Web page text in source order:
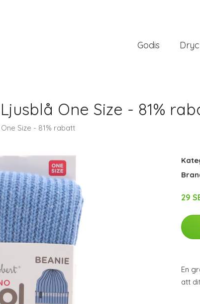
Godis
One Size - 81%
Size - 81% rabatt
29
En
att